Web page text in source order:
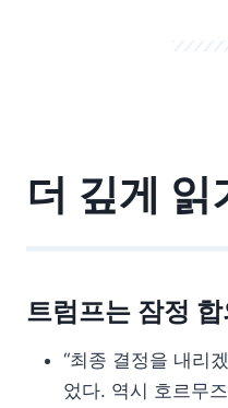
더 깊게 읽
트럼프는 잠정
“최종 결정을 내리
었다. 역시 호르무